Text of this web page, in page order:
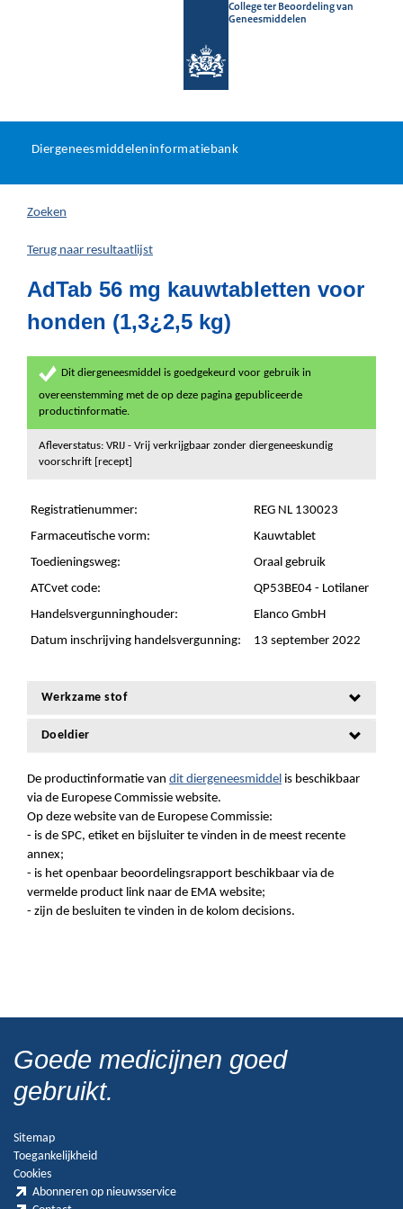
College ter Beoordeling van
Geneesmiddelen
U
hier:
Diergeneesmiddeleninformatiebank
Zoeken
Terug naar resultaatlijst
AdTab 56 mg kauwtabletten voor
honden (1,3¿2,5 kg)
Dit diergeneesmiddel is goedgekeurd voor gebruik in
overeenstemming met de op deze pagina gepubliceerde
productinformatie.
Afleverstatus: VRIJ - Vrij verkrijgbaar zonder diergeneeskundig
voorschrift [recept]
Registratienummer:
REG NL 130023
Farmaceutische vorm:
Kauwtablet
Toedieningsweg:
Oraal gebruik
ATCvet code:
QP53BE04 - Lotilaner
Handelsvergunninghouder:
Elanco GmbH
Datum inschrijving handelsvergunning:
13 september 2022
Werkzame stof
Doeldier
De productinformatie van dit diergeneesmiddel is beschikbaar
via de Europese Commissie website.
Op deze website van de Europese Commissie:
- is de SPC, etiket en bijsluiter te vinden in de meest recente
annex;
- is het openbaar beoordelingsrapport beschikbaar via de
vermelde product link naar de EMA website;
- zijn de besluiten te vinden in de kolom decisions.
Goede medicijnen goed
gebruikt.
Sitemap
Toegankelijkheid
Cookies
Abonneren op nieuwsservice